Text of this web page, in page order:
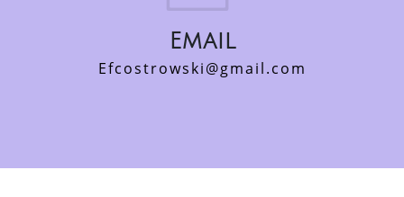
Email
efcostrowski@gmail.com